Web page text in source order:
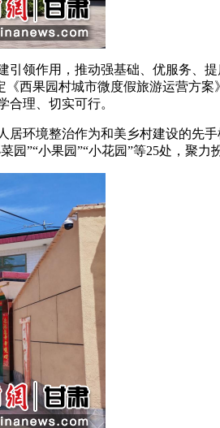
作用，推动强基础、优服务、
西果园村城市微度假旅游运营方
理、切实可行。
境整治作为和美乡村建设的先手
”“小果园”“小花园”等25处，聚力